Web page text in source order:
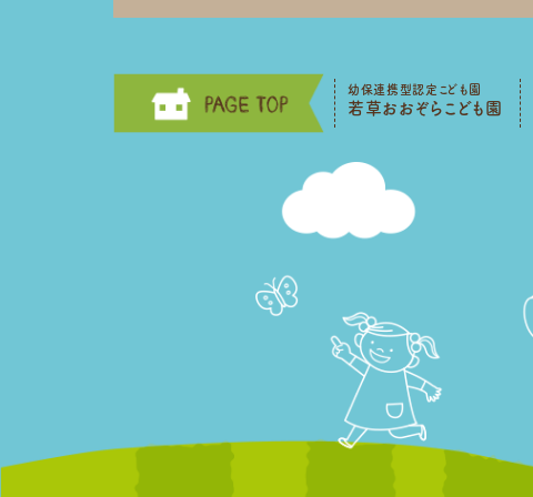
幼保連携型認定こども園
若草おおぞらこども園